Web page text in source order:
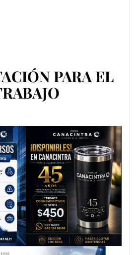
PARA EL